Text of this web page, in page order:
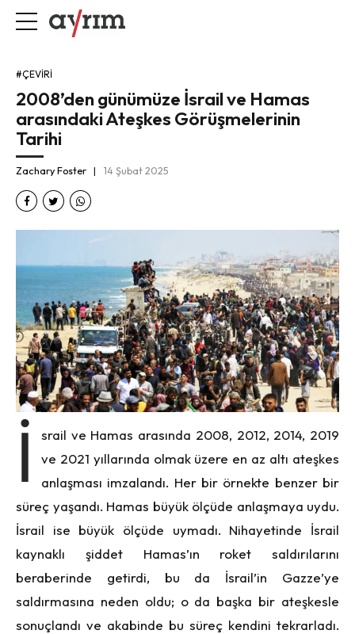
#ÇEVIRI
2008’den günümüze İsrail ve Hamas
arasındaki Ateşkes Görüşmelerinin
Tarihi
Zachary Foster 14 Şubat 2025
İ
srail ve Hamas arasında 2008, 2012, 2014, 2019
ve 2021 yıllarında olmak üzere en az altı ateşkes
anlaşması imzalandı. Her bir örnekte benzer bir
süreç yaşandı. Hamas büyük ölçüde anlaşmaya uydu.
İsrail ise büyük ölçüde uymadı. Nihayetinde İsrail
kaynaklı şiddet Hamas’ın roket saldırılarını
beraberinde getirdi, bu da İsrail’in Gazze’ye
saldırmasına neden oldu; o da başka bir ateşkesle
sonuçlandı ve akabinde bu süreç kendini tekrarladı.